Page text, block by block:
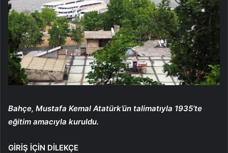
Bahçe, Mustafa Kemal Atatürk’ün talimatıyla 1935’te
eğitim amacıyla kuruldu.
GİRİŞ İÇİN DİLEKÇE